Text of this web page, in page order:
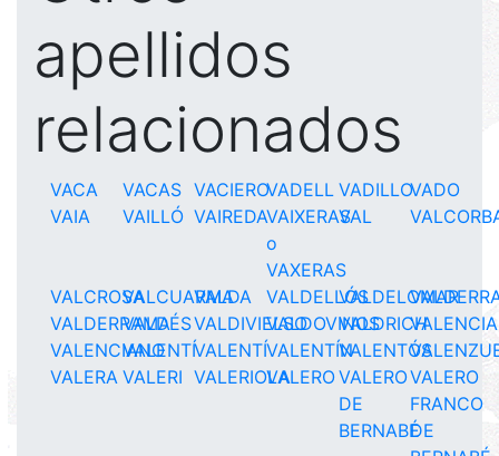
apellidos
relacionados
VACA VACAS VACIEROVADELL VADILLOVADO
VAIA
VAILLÓ VAIREDAVAIXERAS
o
VAXERAS
VAL
VALCROSAVALCUARMA
VALDA VALDELLÓSVALDELOMAR
VALDERRAMA
VALDÉSVALDIVIELSOVALDOVINOSVALDRICHVALENCIA
VALENCIANO
VALENTÍVALENTÍVALENTÍNVALENTÓS
VALERA VALERI VALERIOLAVALEROVALERO
DE
BERNABÉ
VALERO
FRANCO
DE